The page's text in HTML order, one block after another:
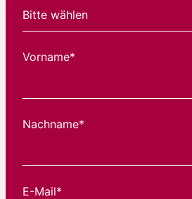
Vorname*
Nachname*
E-Mail*